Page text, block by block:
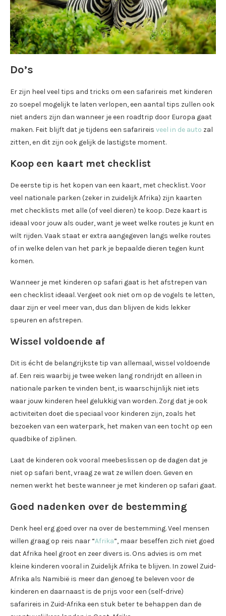
Do’s
Er zijn heel veel tips and tricks om een safarireis met kinderen
zo soepel mogelijk te laten verlopen, een aantal tips zullen ook
niet anders zijn dan wanneer je een roadtrip door Europa gaat
maken. Feit blijft dat je tijdens een safarireis veel in de auto zal
zitten, en dit zijn ook gelijk de lastigste moment.
Koop een kaart met checklist
De eerste tip is het kopen van een kaart, met checklist. Voor
veel nationale parken (zeker in zuidelijk Afrika) zijn kaarten
met checklists met alle (of veel dieren) te koop. Deze kaart is
ideaal voor jouw als ouder, want je weet welke routes je kunt en
wilt rijden. Vaak staat er extra aangegeven langs welke routes
of in welke delen van het park je bepaalde dieren tegen kunt
komen.
Wanneer je met kinderen op safari gaat is het afstrepen van
een checklist ideaal. Vergeet ook niet om op de vogels te letten,
daar zijn er veel meer van, dus dan blijven de kids lekker
speuren en afstrepen.
Wissel voldoende af
Dit is écht de belangrijkste tip van allemaal, wissel voldoende
af. Een reis waarbij je twee weken lang rondrijdt en alleen in
nationale parken te vinden bent, is waarschijnlijk niet iets
waar jouw kinderen heel gelukkig van worden. Zorg dat je ook
activiteiten doet die speciaal voor kinderen zijn, zoals het
bezoeken van een waterpark, het maken van een tocht op een
quadbike of ziplinen.
Laat de kinderen ook vooral meebeslissen op de dagen dat je
niet op safari bent, vraag ze wat ze willen doen. Geven en
nemen werkt het beste wanneer je met kinderen op safari gaat.
Goed nadenken over de bestemming
Denk heel erg goed over na over de bestemming. Veel mensen
willen graag op reis naar “Afrika”, maar beseffen zich niet goed
dat Afrika heel groot en zeer divers is. Ons advies is om met
kleine kinderen vooral in Zuidelijk Afrika te blijven. In zowel Zuid-
Afrika als Namibië is meer dan genoeg te beleven voor de
kinderen en daarnaast is de prijs voor een (self-drive)
safarireis in Zuid-Afrika een stuk beter te behappen dan de